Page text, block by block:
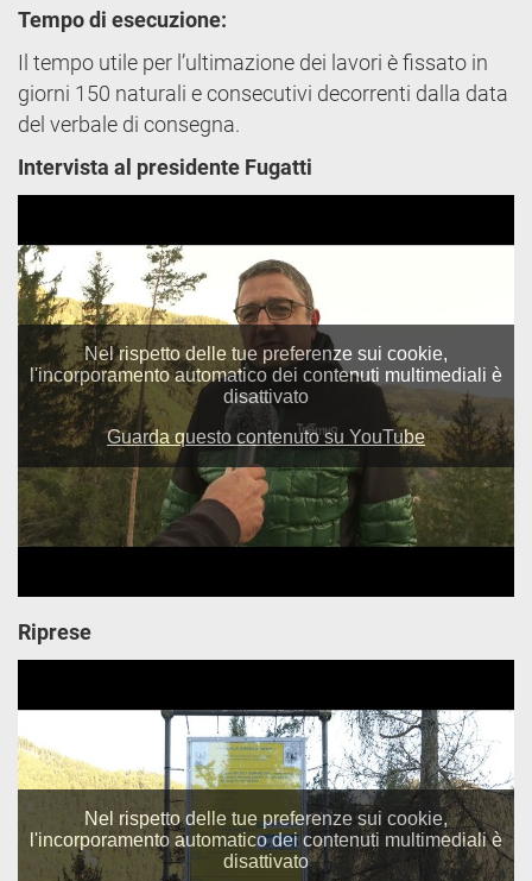
Tempo di esecuzione:
Il tempo utile per l’ultimazione dei lavori è fissato in
giorni 150 naturali e consecutivi decorrenti dalla data
del verbale di consegna.
Intervista al presidente Fugatti
Riprese